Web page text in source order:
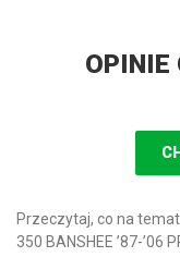
OPINIE
Przeczytaj, co na temat
350 BANSHEE ’87-’06